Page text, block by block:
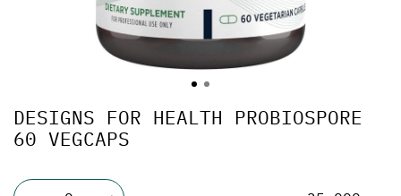
DESIGNS FOR HEALTH PROBIOSPORE
60 VEGCAPS